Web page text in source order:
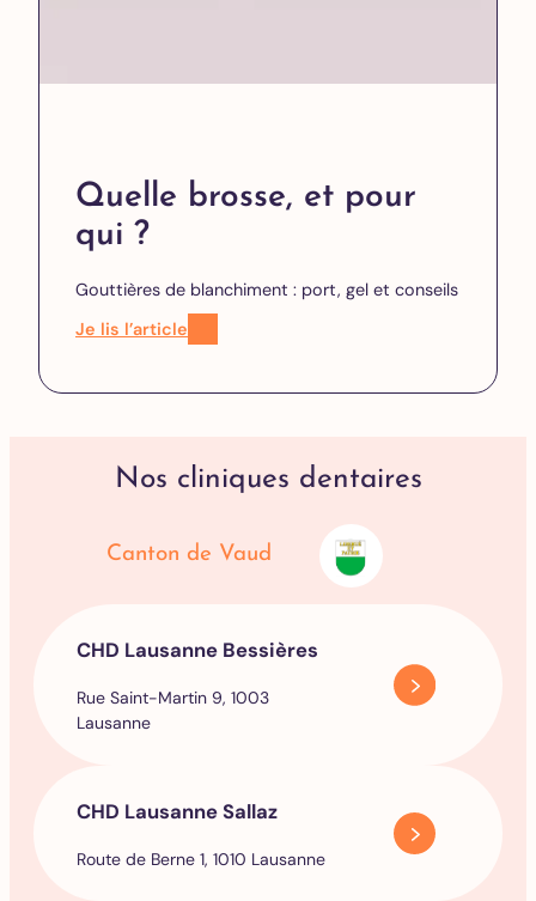
Quelle brosse, et pour
qui ?
Gouttières de blanchiment : port, gel et conseils
Je lis l’article
Nos cliniques dentaires
Canton de Vaud
CHD Lausanne Bessières
Rue Saint-Martin 9, 1003
Lausanne
CHD Lausanne Sallaz
Route de Berne 1, 1010 Lausanne